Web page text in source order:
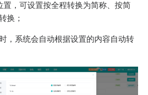
，可设置按全程转换为简称、按简
换；
，系统会自动根据设置的内容自动转